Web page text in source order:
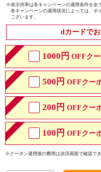
※表示倍率は各キャンペーンの適用条件を全
各キャンペーンの適用状況によっては、ポ
ございます。
dカードで
1000円 OFFク
500円 OFFクー
200円 OFFクー
100円 OFFクー
※クーポン適用後の費用は決済画面で確認で